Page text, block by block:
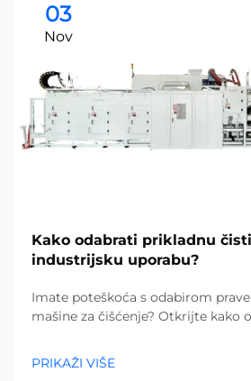
03
Nov
Kako odabrati prikladnu
industrijsku uporabu?
Imate poteškoća s odabirom
mašine za čišćenje? Otkrijte kako
troškove i povećajte učinkovitost
PRIKAŽI VIŠE